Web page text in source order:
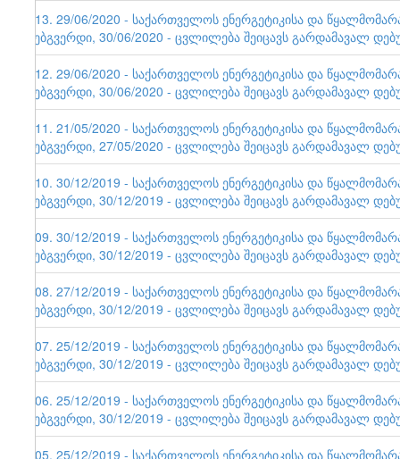
113. 29/06/2020 - საქართველოს ენერგეტიკისა და
ვებგვერდი, 30/06/2020 - ცვლილება შეიცავს გარდამავალ
112. 29/06/2020 - საქართველოს ენერგეტიკისა და
ვებგვერდი, 30/06/2020 - ცვლილება შეიცავს გარდამავალ
111. 21/05/2020 - საქართველოს ენერგეტიკისა და
ვებგვერდი, 27/05/2020 - ცვლილება შეიცავს გარდამავალ
110. 30/12/2019 - საქართველოს ენერგეტიკისა და
ვებგვერდი, 30/12/2019 - ცვლილება შეიცავს გარდამავალ
109. 30/12/2019 - საქართველოს ენერგეტიკისა და
ვებგვერდი, 30/12/2019 - ცვლილება შეიცავს გარდამავალ
108. 27/12/2019 - საქართველოს ენერგეტიკისა და
ვებგვერდი, 30/12/2019 - ცვლილება შეიცავს გარდამავალ
107. 25/12/2019 - საქართველოს ენერგეტიკისა და
ვებგვერდი, 30/12/2019 - ცვლილება შეიცავს გარდამავალ
106. 25/12/2019 - საქართველოს ენერგეტიკისა და
ვებგვერდი, 30/12/2019 - ცვლილება შეიცავს გარდამავალ
105. 25/12/2019 - საქართველოს ენერგეტიკისა და